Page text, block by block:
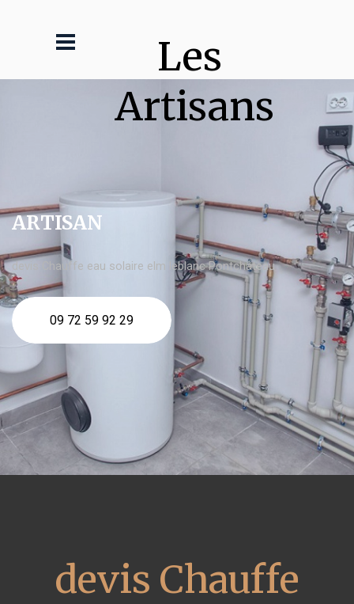
Les
Artisans
ARTISAN
devis Chauffe eau solaire elm leblanc Pontchâteau
09 72 59 92 29
devis Chauffe